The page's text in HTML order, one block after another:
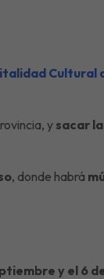
Cultural
y sacar
, donde habrá
y el 6